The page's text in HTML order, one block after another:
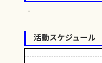
活動スケジュール